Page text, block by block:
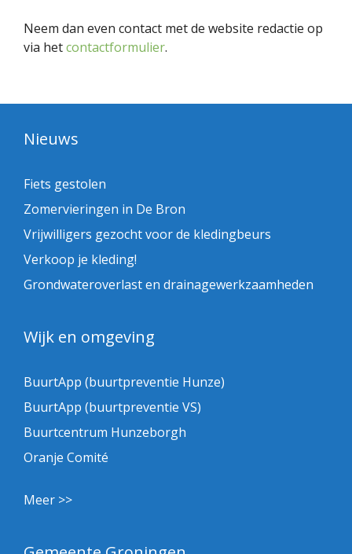
Neem dan even contact met de website redactie op
via hetcontactformulier.
Nieuws
Fiets gestolen
Zomervieringen in De Bron
Vrijwilligers gezocht voor de kledingbeurs
Verkoop je kleding!
Grondwateroverlast en drainagewerkzaamheden
Wijk en omgeving
BuurtApp (buurtpreventie Hunze)
BuurtApp (buurtpreventie VS)
Buurtcentrum Hunzeborgh
Oranje Comité
Meer >>